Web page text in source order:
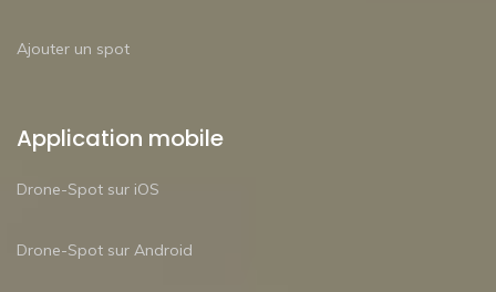
Ajouter un spot
Application mobile
Drone-Spot sur iOS
Drone-Spot sur Android